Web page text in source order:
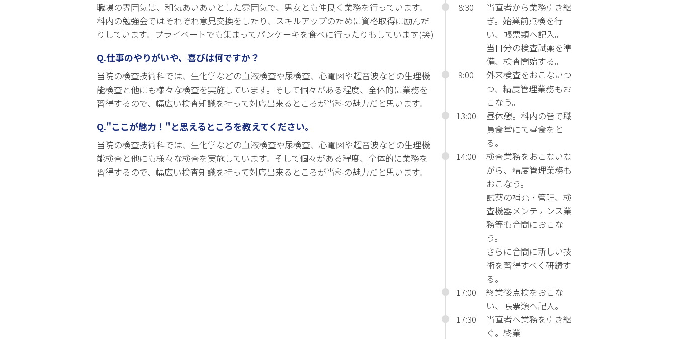
職場の雰囲気は、和気あいあいとした雰囲気で、男女とも仲良く業務を行っています。
科内の勉強会ではそれぞれ意見交換をしたり、スキルアップのために資格取得に励んだ
りしています。プライベートでも集まってパンケーキを食べに行ったりもしています(笑)
Q.仕事のやりがいや、喜びは何ですか？
当院の検査技術科では、生化学などの血液検査や尿検査、心電図や超音波などの生理機
能検査と他にも様々な検査を実施しています。そして個々がある程度、全体的に業務を
習得するので、幅広い検査知識を持って対応出来るところが当科の魅力だと思います。
Q."ここが魅力！"と思えるところを教えてください。
当院の検査技術科では、生化学などの血液検査や尿検査、心電図や超音波などの生理機
能検査と他にも様々な検査を実施しています。そして個々がある程度、全体的に業務を
習得するので、幅広い検査知識を持って対応出来るところが当科の魅力だと思います。
8:30
当直者から業務引き継
ぎ。始業前点検を行
い、帳票類へ記入。
当日分の検査試薬を準
備、検査開始する。
9:00
外来検査をおこないつ
つ、精度管理業務もお
こなう。
13:00
昼休憩。科内の皆で職
員食堂にて昼食をと
る。
14:00
検査業務をおこないな
がら、精度管理業務も
おこなう。
試薬の補充・管理、検
査機器メンテナンス業
務等も合間におこな
う。
さらに合間に新しい技
術を習得すべく研鑽す
る。
17:00
終業後点検をおこな
い、帳票類へ記入。
17:30
当直者へ業務を引き継
ぐ。終業